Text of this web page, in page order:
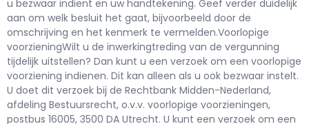
u bezwaar indient en uw handtekening. Geef verder duidelijk
aan om welk besluit het gaat, bijvoorbeeld door de
omschrijving en het kenmerk te vermelden.Voorlopige
voorzieningWilt u de inwerkingtreding van de vergunning
tijdelijk uitstellen? Dan kunt u een verzoek om een voorlopige
voorziening indienen. Dit kan alleen als u ook bezwaar instelt.
U doet dit verzoek bij de Rechtbank Midden-Nederland,
afdeling Bestuursrecht, o.v.v. voorlopige voorzieningen,
postbus 16005, 3500 DA Utrecht. U kunt een verzoek om een